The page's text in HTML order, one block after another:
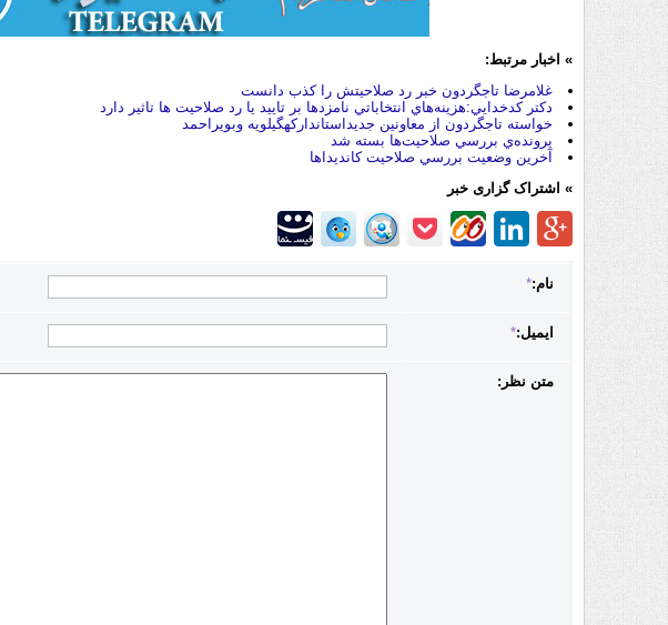
» اخبار مرتبط:
غلامرضا تاجگردون خبر رد صلاحيتش را كذب دانست
دكتر كدخدايي:هزينه‌هاي انتخاباتي نامزدها بر تاييد يا رد صلاحيت ها تاثير دارد
خواسته تاجگردون از معاونین جدیداستاندارکهگیلویه وبویراحمد
پرونده‌ي بررسي صلاحيت‌ها بسته شد
آخرين وضعيت بررسي صلاحيت‌ كانديداها
» اشتراک گزاری خبر
نام:*
ایمیل:*
متن نظر: